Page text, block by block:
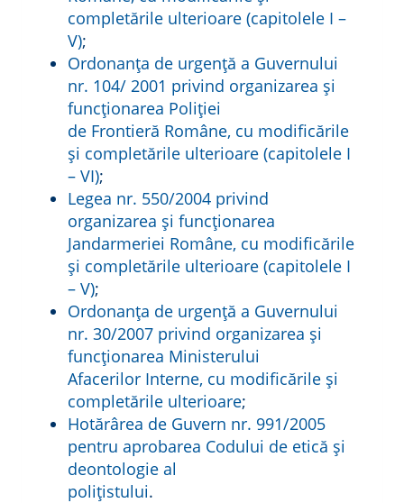
completările ulterioare (capitolele I –
V);
Ordonanța de urgență a Guvernului
nr. 104/ 2001 privind organizarea şi
funcționarea Poliției
de Frontieră Române, cu modificările
și completările ulterioare (capitolele I
– VI);
Legea nr. 550/2004 privind
organizarea şi funcționarea
Jandarmeriei Române, cu modificările
și completările ulterioare (capitolele I
– V);
Ordonanţa de urgenţă a Guvernului
nr. 30/2007 privind organizarea şi
funcţionarea Ministerului
Afacerilor Interne, cu modificările și
completările ulterioare;
Hotărârea de Guvern nr. 991/2005
pentru aprobarea Codului de etică și
deontologie al
polițistului.